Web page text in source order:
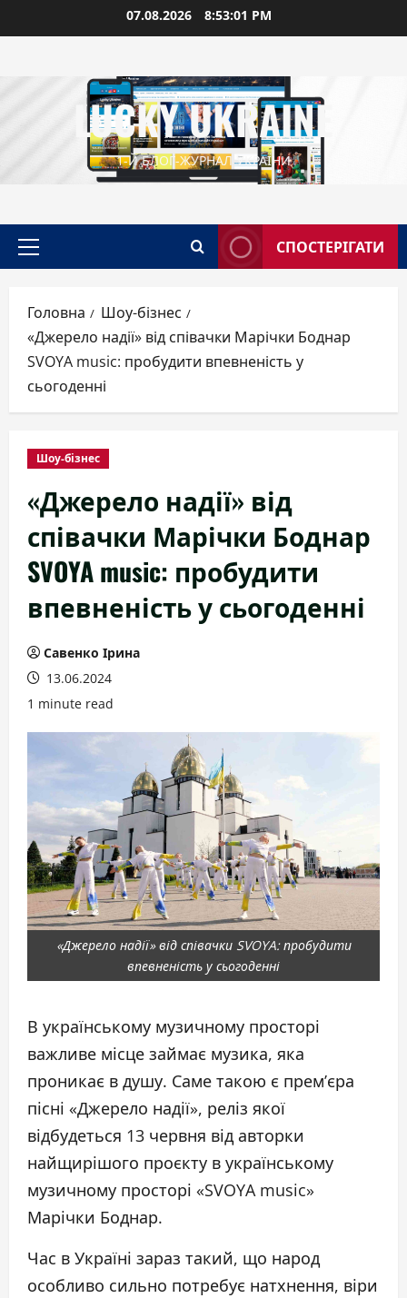
до
07.08.2026 8:53:02 PM
LUCKY UKRAINE
1-Й БЛОГ-ЖУРНАЛ УКРАЇНИ
Головне
СПОСТЕРІГАТИ
Головна
Шоу-бізнес
«Джерело надії» від співачки Марічки Боднар
SVOYA music: пробудити впевненість у
сьогоденні
Шоу-бізнес
«Джерело надії» від
співачки Марічки Боднар
SVOYA music: пробудити
впевненість у сьогоденні
Савенко Ірина
13.06.2024
1 minute read
«Джерело надії» від співачки SVOYA: пробудити
впевненість у сьогоденні
В українському музичному просторі
важливе місце займає музика, яка
проникає в душу. Саме такою є премʼєра
пісні «Джерело надії», реліз якої
відбудеться 13 червня від авторки
найщирішого проєкту в українському
музичному просторі «SVOYA music»
Марічки Боднар.
Час в Україні зараз такий, що народ
особливо сильно потребує натхнення, віри